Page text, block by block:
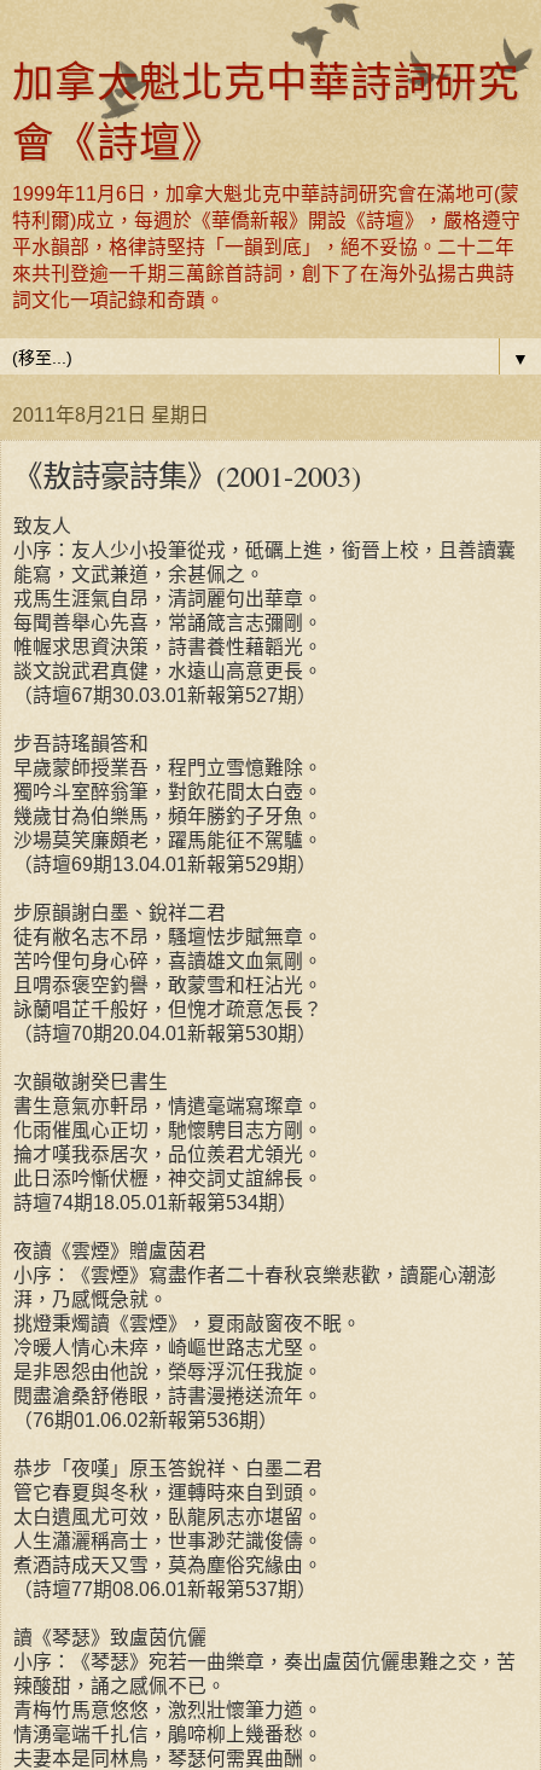
加拿大魁北克中華詩詞研究
會《詩壇》
1999年11月6日，加拿大魁北克中華詩詞研究會在滿地可(蒙
特利爾)成立，每週於《華僑新報》開設《詩壇》，嚴格遵守
平水韻部，格律詩堅持「一韻到底」，絕不妥協。二十二年
來共刊登逾一千期三萬餘首詩詞，創下了在海外弘揚古典詩
詞文化一項記錄和奇蹟。
▼
2011年8月21日 星期日
《敖詩豪詩集》(2001-2003)
致友人
小序：友人少小投筆從戎，砥礪上進，銜晉上校，且善讀囊
能寫，文武兼道，余甚佩之。
戎馬生涯氣自昂，清詞麗句出華章。
每聞善舉心先喜，常誦箴言志彌剛。
帷幄求思資決策，詩書養性藉韜光。
談文說武君真健，水遠山高意更長。
（詩壇67期30.03.01新報第527期）
步吾詩瑤韻答和
早歲蒙師授業吾，程門立雪憶難除。
獨吟斗室醉翁筆，對飲花間太白壺。
幾歲甘為伯樂馬，頻年勝釣子牙魚。
沙場莫笑廉頗老，躍馬能征不駕驢。
（詩壇69期13.04.01新報第529期）
步原韻謝白墨、銳祥二君
徒有敝名志不昂，騷壇怯步賦無章。
苦吟俚句身心碎，喜讀雄文血氣剛。
且喟忝褒空釣譽，敢蒙雪和枉沾光。
詠蘭唱芷千般好，但愧才疏意怎長？
（詩壇70期20.04.01新報第530期）
次韻敬謝癸巳書生
書生意氣亦軒昂，情遣毫端寫璨章。
化雨催風心正切，馳懷騁目志方剛。
掄才嘆我忝居次，品位羨君尤領光。
此日添吟慚伏櫪，神交詞丈誼綿長。
詩壇74期18.05.01新報第534期）
夜讀《雲煙》贈盧茵君
小序：《雲煙》寫盡作者二十春秋哀樂悲歡，讀罷心潮澎
湃，乃感慨急就。
挑燈秉燭讀《雲煙》，夏雨敲窗夜不眠。
冷暖人情心未瘁，崎嶇世路志尤堅。
是非恩怨由他說，榮辱浮沉任我旋。
閱盡滄桑舒倦眼，詩書漫捲送流年。
（76期01.06.02新報第536期）
恭步「夜嘆」原玉答銳祥、白墨二君
管它春夏與冬秋，運轉時來自到頭。
太白遺風尤可效，臥龍夙志亦堪留。
人生瀟灑稱高士，世事渺茫識俊儔。
煮酒詩成天又雪，莫為塵俗究緣由。
（詩壇77期08.06.01新報第537期）
讀《琴瑟》致盧茵伉儷
小序：《琴瑟》宛若一曲樂章，奏出盧茵伉儷患難之交，苦
辣酸甜，誦之感佩不已。
青梅竹馬意悠悠，激烈壯懷筆力遒。
情湧毫端千扎信，鵑啼柳上幾番愁。
夫妻本是同林鳥，琴瑟何需異曲酬。